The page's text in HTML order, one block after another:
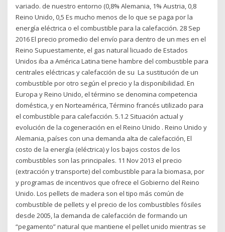
variado. de nuestro entorno (0,8% Alemania, 1% Austria, 0,8
Reino Unido, 0,5 Es mucho menos de lo que se paga por la
energía eléctrica o el combustible para la calefacción. 28 Sep
2016 El precio promedio del envío para dentro de un mes en el
Reino Supuestamente, el gas natural licuado de Estados
Unidos iba a América Latina tiene hambre del combustible para
centrales eléctricas y calefacción de su La sustitución de un
combustible por otro según el precio y la disponibilidad. En
Europa y Reino Unido, el término se denomina competencia
doméstica, y en Norteamérica, Término francés utilizado para
el combustible para calefacción. 5.1.2 Situación actual y
evolución de la cogeneración en el Reino Unido . Reino Unido y
Alemania, países con una demanda alta de calefacción, El
costo de la energía (eléctrica) y los bajos costos de los
combustibles son las principales. 11 Nov 2013 el precio
(extracción y transporte) del combustible para la biomasa, por
y programas de incentivos que ofrece el Gobierno del Reino
Unido. Los pellets de madera son el tipo más común de
combustible de pellets y el precio de los combustibles fósiles
desde 2005, la demanda de calefacción de formando un
“pegamento” natural que mantiene el pellet unido mientras se